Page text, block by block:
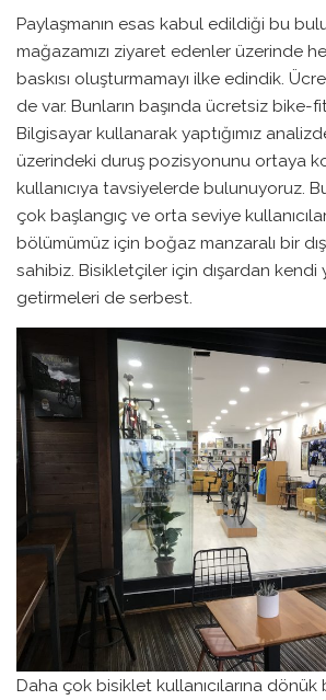
Paylaşmanın esas kabul edildiği bu
mağazamızı ziyaret edenler üzerinde
baskısı oluşturmamayı ilke edindik.
de var. Bunların başında ücretsiz bike-
Bilgisayar kullanarak yaptığımız
üzerindeki duruş pozisyonunu ortaya
kullanıcıya tavsiyelerde bulunuyoruz.
çok başlangıç ve orta seviye
bölümümüz için boğaz manzaralı bir
sahibiz. Bisikletçiler için dışardan kendi
getirmeleri de serbest.
Daha çok bisiklet kullanıcılarına dönük